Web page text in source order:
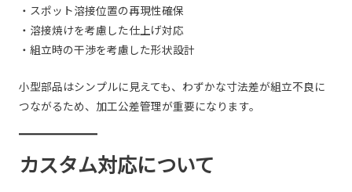
・スポット溶接位置の再現性確保
・溶接焼けを考慮した仕上げ対応
・組立時の干渉を考慮した形状設計
小型部品はシンプルに見えても、わずかな寸法差が組立不良に
つながるため、加工公差管理が重要になります。
カスタム対応について